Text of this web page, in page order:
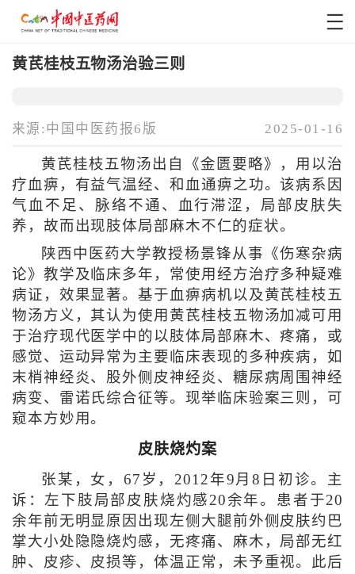
黄芪桂枝五物汤治验三则
来源:中国中医药报6版 2025-01-16
黄芪桂枝五物汤出自《金匮要略》，用以治
疗血痹，有益气温经、和血通痹之功。该病系因
气血不足、脉络不通、血行滞涩，局部皮肤失
养，故而出现肢体局部麻木不仁的症状。
陕西中医药大学教授杨景锋从事《伤寒杂病
论》教学及临床多年，常使用经方治疗多种疑难
病证，效果显著。基于血痹病机以及黄芪桂枝五
物汤方义，其认为使用黄芪桂枝五物汤加减可用
于治疗现代医学中的以肢体局部麻木、疼痛，或
感觉、运动异常为主要临床表现的多种疾病，如
末梢神经炎、股外侧皮神经炎、糖尿病周围神经
病变、雷诺氏综合征等。现举临床验案三则，可
窥本方妙用。
皮肤烧灼案
张某，女，67岁，2012年9月8日初诊。主
诉：左下肢局部皮肤烧灼感20余年。患者于20
余年前无明显原因出现左侧大腿前外侧皮肤约巴
掌大小处隐隐烧灼感，无疼痛、麻木，局部无红
肿、皮疹、皮损等，体温正常，未予重视。此后